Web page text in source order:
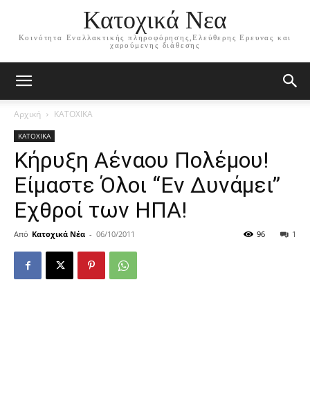
Κατοχικά Νεα
Κοινότητα Εναλλακτικής πληροφόρησης,Ελεύθερης Ερευνας και
χαρούμενης διάθεσης
Αρχική ΚΑΤΟΧΙΚΑ
ΚΑΤΟΧΙΚΑ
Κήρυξη Αέναου Πολέμου!
Είμαστε Όλοι “Εν Δυνάμει”
Εχθροί των ΗΠΑ!
Από Κατοχικά Νέα - 06/10/2011 1
96